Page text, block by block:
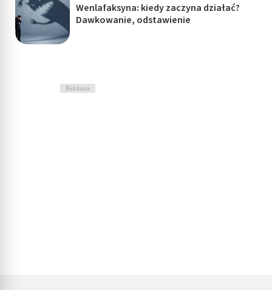
Wenlafaksyna: kiedy zaczyna działać?
Dawkowanie, odstawienie
Reklama